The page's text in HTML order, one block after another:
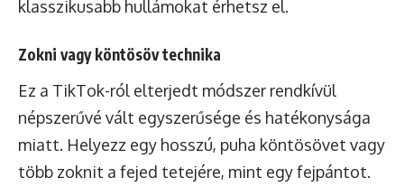
klasszikusabb hullámokat érhetsz el.
Zokni vagy köntösöv technika
Ez a TikTok-ról elterjedt módszer rendkívül
népszerűvé vált egyszerűsége és hatékonysága
miatt. Helyezz egy hosszú, puha köntösövet vagy
több zoknit a fejed tetejére, mint egy fejpántot.